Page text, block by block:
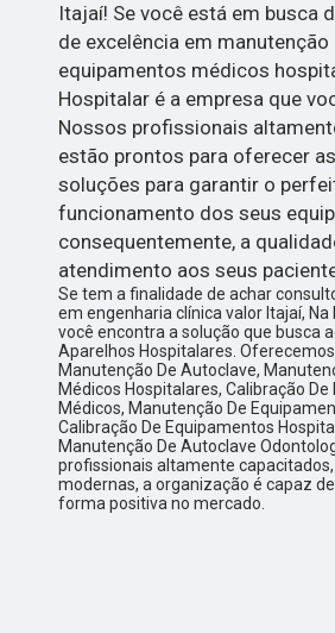
Itajaí! Se você está em busca
de excelência em manutenção
equipamentos médicos
Hospitalar é a empresa que
Nossos profissionais
estão prontos para oferecer
soluções para garantir o
funcionamento dos seus
consequentemente, a
atendimento aos seus
Se tem a finalidade de achar
em engenharia clínica valor Itajaí, Na
você encontra a solução que busca
Aparelhos Hospitalares.
Manutenção De Autoclave,
Médicos Hospitalares, Calibração
Médicos, Manutenção De
Calibração De Equipamentos
Manutenção De Autoclave
profissionais altamente
modernas, a organização é capaz
forma positiva no mercado.